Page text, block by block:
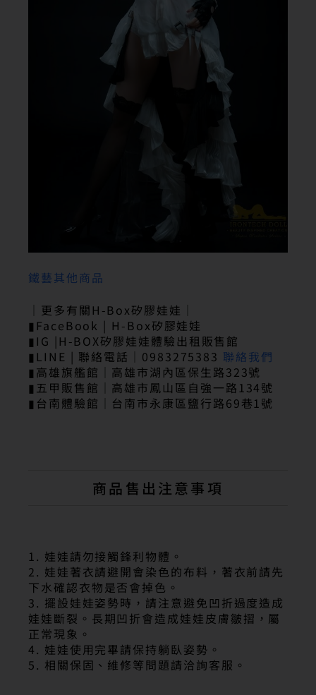
鐵藝其他商品
｜更多有關H-Box矽膠娃娃｜
▮FaceBook | H-Box矽膠娃娃
▮IG |H-BOX矽膠娃娃體驗出租販售館
▮LINE | 聯絡電話｜0983275383 聯絡我們
▮高雄旗艦館｜高雄市湖內區保生路323號
▮五甲販售館｜高雄市鳳山區自強一路134號
▮台南體驗館｜台南市永康區鹽行路69巷1號
商品售出注意事項
1. 娃娃請勿接觸鋒利物體。
2. 娃娃著衣請避開會染色的布料，著衣前請先
下水確認衣物是否會掉色。
3. 擺設娃娃姿勢時，請注意避免凹折過度造成
娃娃斷裂。長期凹折會造成娃娃皮膚皺摺，屬
正常現象。
4. 娃娃使用完畢請保持躺臥姿勢。
5. 相關保固、維修等問題請洽詢客服。